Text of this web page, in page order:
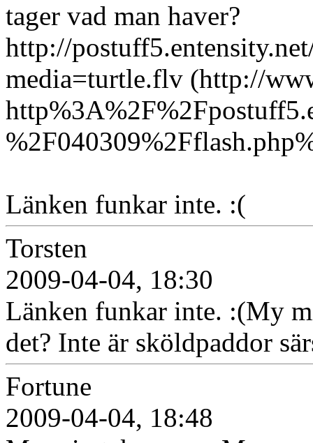
tager vad man haver?
http://
media=turtle.flv (http://
Länken funkar inte. :(
Torsten
2009-04-04, 18:30
Länken funkar inte. :(My
det? Inte är sköldpaddor
Fortune
2009-04-04, 18:48